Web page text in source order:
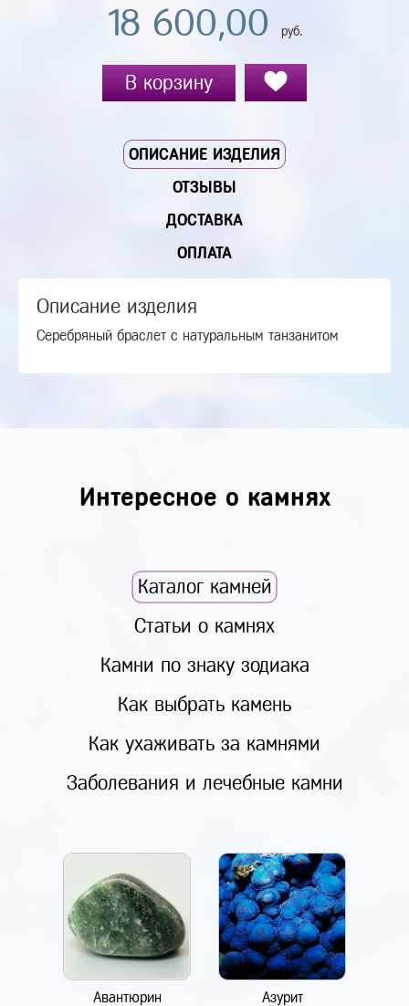
18 600,00 руб.
В корзину
ОПИСАНИЕ ИЗДЕЛИЯ
ОТЗЫВЫ
ДОСТАВКА
ОПЛАТА
Описание изделия
Серебряный браслет с натуральным танзанитом
Интересное о камнях
Каталог камней
Статьи о камнях
Камни по знаку зодиака
Как выбрать камень
Как ухаживать за камнями
Заболевания и лечебные камни
Авантюрин Азурит